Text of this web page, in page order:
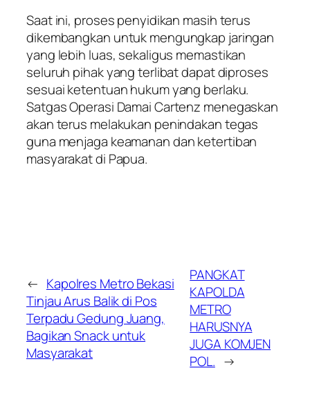
Saat ini, proses penyidikan masih terus
dikembangkan untuk mengungkap jaringan
yang lebih luas, sekaligus memastikan
seluruh pihak yang terlibat dapat diproses
sesuai ketentuan hukum yang berlaku.
Satgas Operasi Damai Cartenz menegaskan
akan terus melakukan penindakan tegas
guna menjaga keamanan dan ketertiban
masyarakat di Papua.
← Kapolres Metro Bekasi
Tinjau Arus Balik di Pos
Terpadu Gedung Juang,
Bagikan Snack untuk
Masyarakat
PANGKAT
KAPOLDA
METRO
HARUSNYA
JUGA KOMJEN
POL. →